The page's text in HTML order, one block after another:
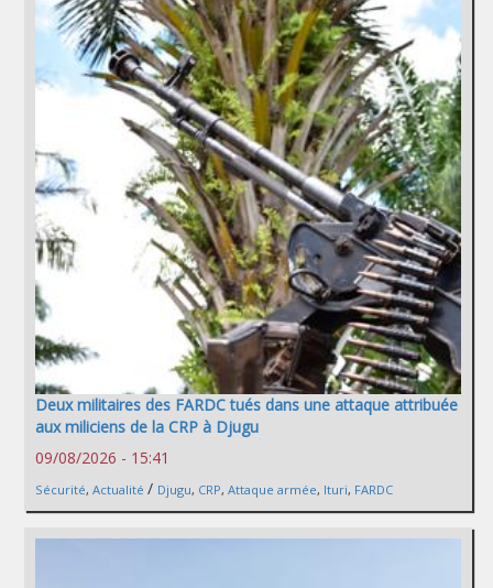
Deux militaires des FARDC tués dans une attaque attribuée
aux miliciens de la CRP à Djugu
09/08/2026 - 15:41
Sécurité, Actualité / Djugu, CRP, Attaque armée, Ituri, FARDC